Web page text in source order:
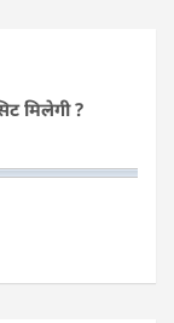
मिलेगी ?